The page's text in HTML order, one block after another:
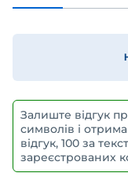
Залиште відгук
символів і
відгук, 100 за
зареєстрованих